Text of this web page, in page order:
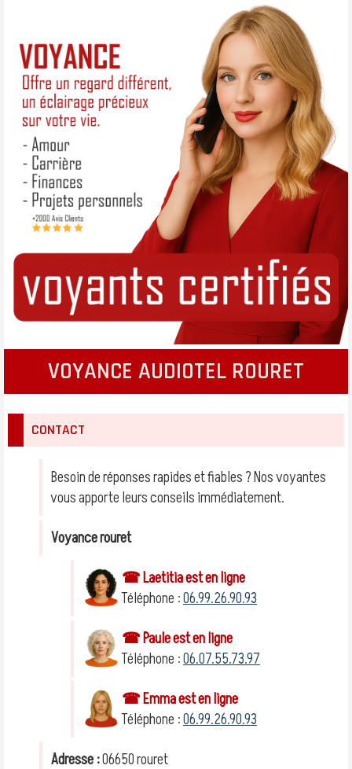
VOYANCE AUDIOTEL ROURET
CONTACT
Besoin de réponses rapides et fiables ? Nos voyantes
vous apporte leurs conseils immédiatement.
Voyance rouret
☎ Laetitia est en ligne
Téléphone :06.99.26.90.93
☎ Paule est en ligne
Téléphone :06.07.55.73.97
☎ Emma est en ligne
Téléphone :06.99.26.90.93
Adresse :06650 rouret